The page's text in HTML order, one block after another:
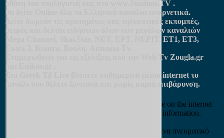
οθόνη του υπολογιστή σας στο
www.Stasinos.TV .
θα δείτε Online όλα τα Ελληνικά κανάλια ιντερνετικά.
Δείτε δωρεάν τις αγαπημένες σας τηλεοπτικές εκπομπές,
σειρές και δελτία ειδήσεων όλων των μεγάλων καναλιών
Mega Channel, Skai,Star, NET, ΕΡΤ, ΝΕΡΙΤ, ET1, ET3,
Extra 3, Kontra, Βουλη, Antenna Tv.
Ενημερωθείτε για τις εξελίξεις από την Web Tv Zougla.gr
και Enikos.gr .
Στο Greek Tβ Live βλέπετε καθημερινά μέσω internet το
κανάλι που θέλετε ζωντανά και χωρίς καμιά επιβάρυνση.
All TV channels are third party links available free on the internet
and we do not stream any of the channels for any information.
Το Στασινος.ΤV | Stasinos.TV δεν διεκδικεί κανένα πνευματικό